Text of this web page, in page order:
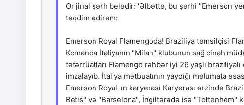
Orijinal şərh belədir: 'Əlbəttə, bu şərhi "Emerson
təqdim edirəm:
Emerson Royal Flamengoda! Braziliya təmsilçisi
Komanda İtaliyanın "Milan" klubunun sağ cinah
təfərrüatları Flamengo rəhbərliyi 26 yaşlı
imzalayıb. İtaliya mətbuatının yaydığı məlumata
Emerson Royal-ın karyerası Karyerası ərzində
Betis" və "Barselona", İngiltərədə isə "Tottenhem"